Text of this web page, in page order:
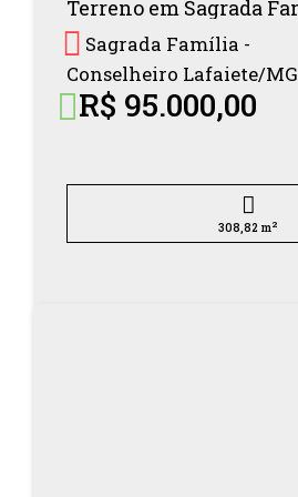
Terreno em Sagrada
Sagrada Família -
Conselheiro Lafaiete/MG
R$ 95.000,00
308,82 m 2